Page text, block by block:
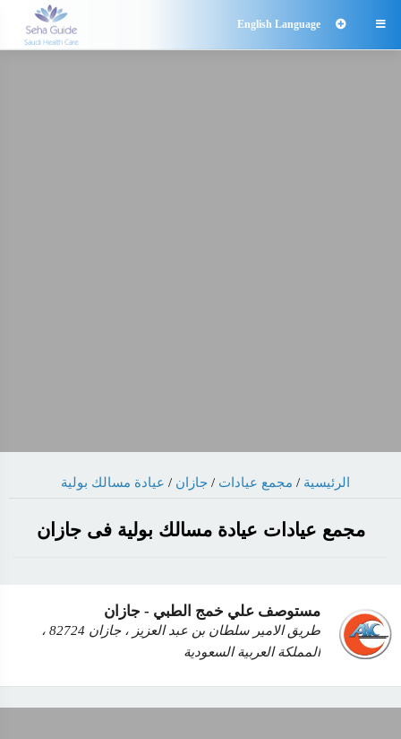

English Language
الرئيسية / مجمع عيادات / جازان / عيادة مسالك بولية
مجمع عيادات عيادة مسالك بولية فى جازان
مستوصف علي خمج الطبي - جازان
طريق الامير سلطان بن عبد العزيز ، جازان 82724 ،
المملكة العربية السعودية